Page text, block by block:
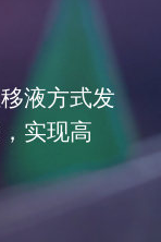
液方式发
实现高